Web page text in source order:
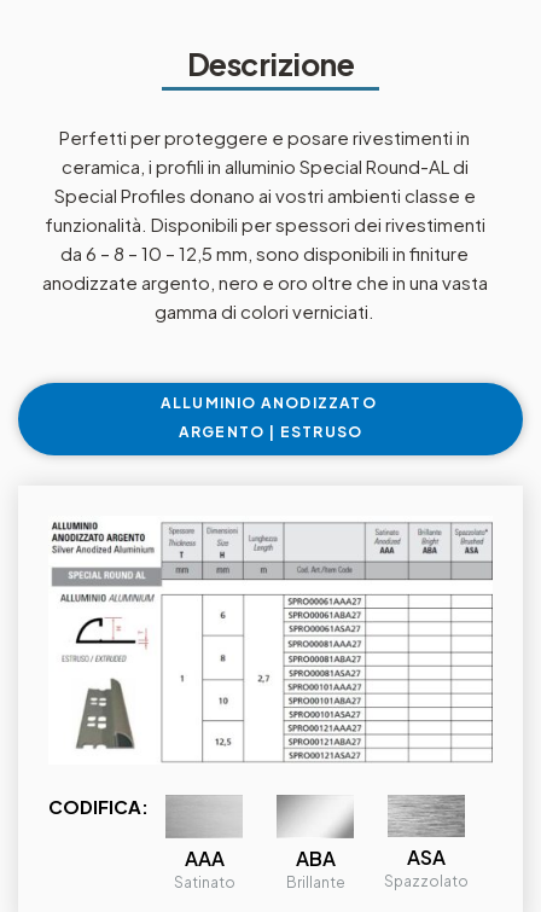
Descrizione
Perfetti per proteggere e posare rivestimenti in
ceramica, i profili in alluminio Special Round-AL di
Special Profiles donano ai vostri ambienti classe e
funzionalità. Disponibili per spessori dei rivestimenti
da 6 – 8 – 10 – 12,5 mm, sono disponibili in finiture
anodizzate argento, nero e oro oltre che in una vasta
gamma di colori verniciati.
ALLUMINIO ANODIZZATO
ARGENTO | ESTRUSO
CODIFICA:
AAA
Satinato
ABA
Brillante
ASA
Spazzolato